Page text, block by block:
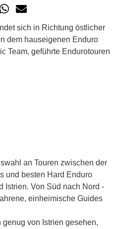
sich in Richtung östlicher
dem hauseigenen Enduro
Team, geführte Endurotouren
an Touren zwischen der
und besten Hard Enduro
Istrien. Von Süd nach Nord -
einheimische Guides
von Istrien gesehen,